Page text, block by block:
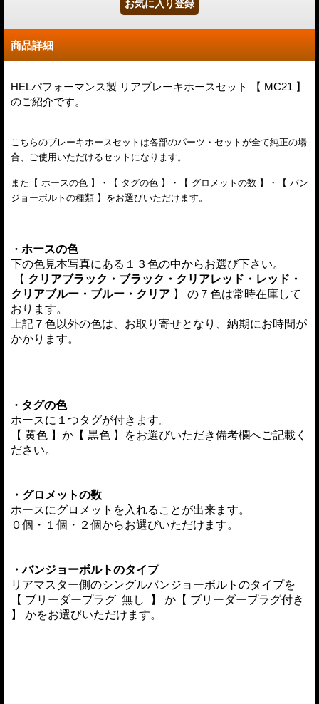
商品詳細
HELパフォーマンス製 リアブレーキホースセット 【 MC21 】
のご紹介です。
こちらのブレーキホースセットは各部のパーツ・セットが全て純正の場
合、ご使用いただけるセットになります。
また【 ホースの色 】・【 タグの色 】・【 グロメットの数 】
・【 バン
ジョーボルトの種類 】 をお選びいただけます。
・ ホースの色
下の色見本写真にある １３色の中からお選び下さい。
【 クリアブラック・ブラック・クリアレッド・レッド・
クリアブルー・ブルー・クリア 】 の７色は常時在庫して
おります。
上記７色以外の色は、お取り寄せとなり、納期にお時間が
かかります。
・ タグの色
ホースに１つタグが付きます。
【 黄色 】か【 黒色 】をお選びいただき備考欄へご記載く
ださい。
・グロメットの数
ホースにグロメットを入れることが出来ます。
０個・１個・２個からお選びいただけます。
・バンジョーボルトのタイプ
リアマスター側のシングルバンジョーボルトのタイプを
【 ブリーダープラグ 無し 】 か【 ブリーダープラグ付き
】 かをお選びいただけます。